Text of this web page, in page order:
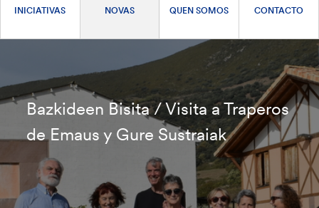
INICIATIVAS NOVAS QUEN SOMOS CONTACTO
Bazkideen Bisita / Visita a Traperos
de Emaus y Gure Sustraiak